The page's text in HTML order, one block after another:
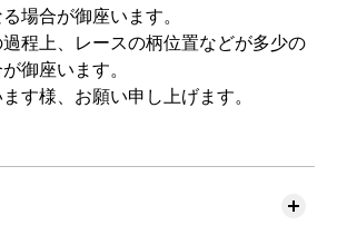
場合が御座います。
程上、レースの柄位置などが多少の
御座います。
す様、お願い申し上げます。